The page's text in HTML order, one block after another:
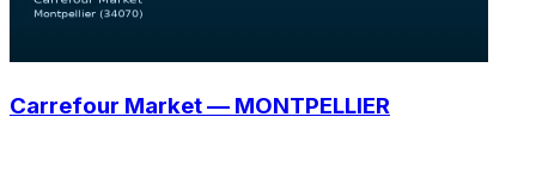
Carrefour Market — MONTPELLIER